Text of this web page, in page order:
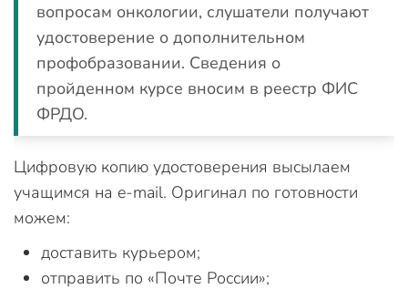
вопросам онкологии, слушатели получают
удостоверение о дополнительном
профобразовании. Сведения о
пройденном курсе вносим в реестр ФИС
ФРДО.
Цифровую копию удостоверения высылаем
учащимся на e-mail. Оригинал по готовности
можем:
доставить курьером;
отправить по «Почте России»;